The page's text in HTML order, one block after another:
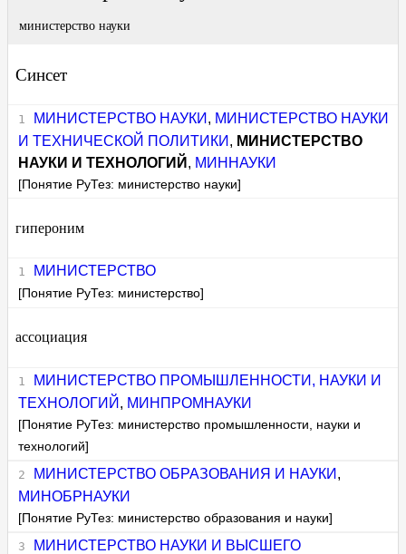
министерство науки
Синсет
МИНИСТЕРСТВО НАУКИ , МИНИСТЕРСТВО НАУКИ
И ТЕХНИЧЕСКОЙ ПОЛИТИКИ , МИНИСТЕРСТВО
НАУКИ И ТЕХНОЛОГИЙ , МИННАУКИ
[Понятие РуТез: министерство науки]
гипероним
МИНИСТЕРСТВО
[Понятие РуТез: министерство]
ассоциация
МИНИСТЕРСТВО ПРОМЫШЛЕННОСТИ, НАУКИ И
ТЕХНОЛОГИЙ , МИНПРОМНАУКИ
[Понятие РуТез: министерство промышленности, науки и
технологий]
МИНИСТЕРСТВО ОБРАЗОВАНИЯ И НАУКИ ,
МИНОБРНАУКИ
[Понятие РуТез: министерство образования и науки]
МИНИСТЕРСТВО НАУКИ И ВЫСШЕГО